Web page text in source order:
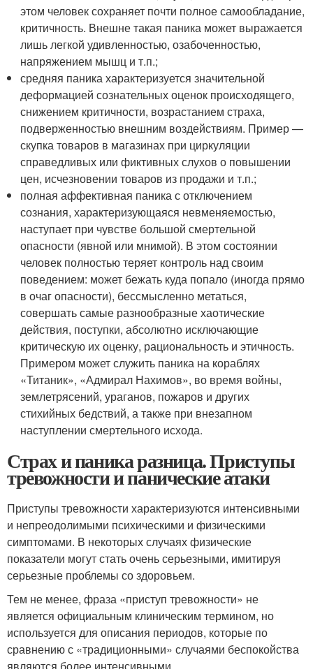
этом человек сохраняет почти полное самообладание,
критичность. Внешне такая паника может выражается
лишь легкой удивленностью, озабоченностью,
напряжением мышц и т.п.;
средняя паника характеризуется значительной
деформацией сознательных оценок происходящего,
снижением критичности, возрастанием страха,
подверженностью внешним воздействиям. Пример —
скупка товаров в магазинах при циркуляции
справедливых или фиктивных слухов о повышении
цен, исчезновении товаров из продажи и т.п.;
полная аффективная паника с отключением
сознания, характеризующаяся невменяемостью,
наступает при чувстве большой смертельной
опасности (явной или мнимой). В этом состоянии
человек полностью теряет контроль над своим
поведением: может бежать куда попало (иногда прямо
в очаг опасности), бессмысленно метаться,
совершать самые разнообразные хаотические
действия, поступки, абсолютно исключающие
критическую их оценку, рациональность и этичность.
Примером может служить паника на кораблях
«Титаник», «Адмирал Нахимов», во время войны,
землетрясений, ураганов, пожаров и других
стихийных бедствий, а также при внезапном
наступлении смертельного исхода.
Страх и паника разница. Приступы
тревожности и панические атаки
Приступы тревожности характеризуются интенсивными
и непреодолимыми психическими и физическими
симптомами. В некоторых случаях физические
показатели могут стать очень серьезными, имитируя
серьезные проблемы со здоровьем.
Тем не менее, фраза «приступ тревожности» не
является официальным клиническим термином, но
используется для описания периодов, которые по
сравнению с «традиционными» случаями беспокойства